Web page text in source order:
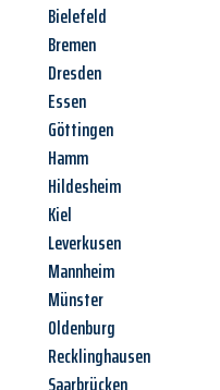
Bielefeld
Bremen
Dresden
Essen
Göttingen
Hamm
Hildesheim
Kiel
Leverkusen
Mannheim
Münster
Oldenburg
Recklinghausen